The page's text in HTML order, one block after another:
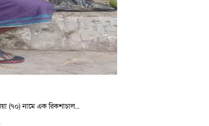
(৭০) নামে এক রিকশাচাল...